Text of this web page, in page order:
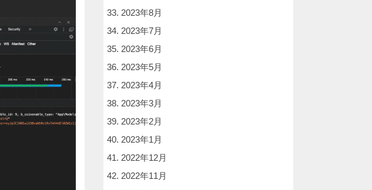
2023年8月
2023年7月
2023年6月
2023年5月
2023年4月
2023年3月
2023年2月
2023年1月
2022年12月
2022年11月